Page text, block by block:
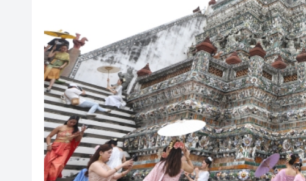
泰國內閣決定取消60天免簽政策
香港電影資料館放映節目「修復瑰寶-
入境處打擊外傭違反逗留條件拘17人
外交部：日方應當深刻反省歷史罪責
魯港經貿合作高層圓桌今舉行 山東副
2026港澳山東周開幕式今舉行 李家超
萬物新生（愛回收）首季營收61.6億